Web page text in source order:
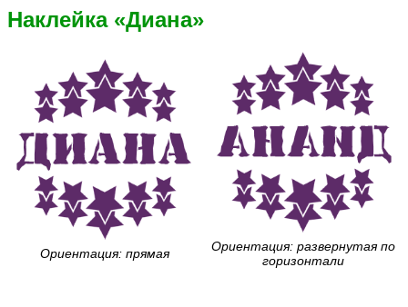
Наклейка «Диана»
Ориентация: прямая
Ориентация: развернутая по
горизонтали